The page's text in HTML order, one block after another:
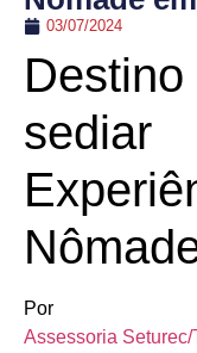
03/07/2024
Por
Assessoria